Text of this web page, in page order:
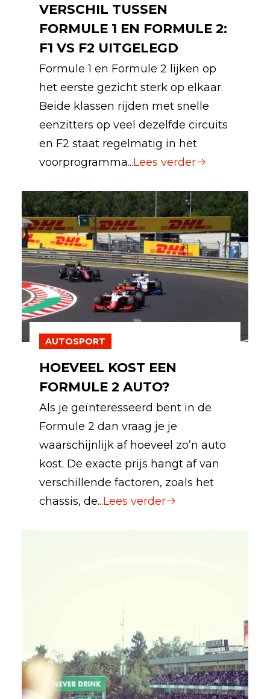
VERSCHIL TUSSEN
FORMULE 1 EN FORMULE 2:
F1 VS F2 UITGELEGD
Formule 1 en Formule 2 lijken op
het eerste gezicht sterk op elkaar.
Beide klassen rijden met snelle
eenzitters op veel dezelfde circuits
en F2 staat regelmatig in het
voorprogramma...Lees verder
AUTOSPORT
HOEVEEL KOST EEN
FORMULE 2 AUTO?
Als je geïnteresseerd bent in de
Formule 2 dan vraag je je
waarschijnlijk af hoeveel zo’n auto
kost. De exacte prijs hangt af van
verschillende factoren, zoals het
chassis, de...Lees verder